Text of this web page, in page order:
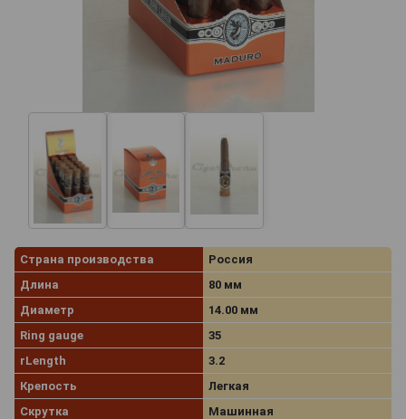
Страна производства
Россия
Длина
80 мм
Диаметр
14.00 мм
Ring gauge
35
rLength
3.2
Крепость
Легкая
Скрутка
Машинная